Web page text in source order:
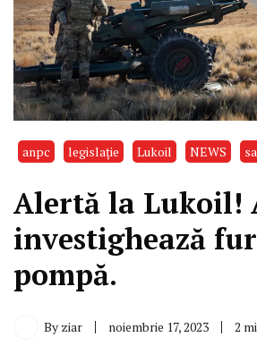
anpc legislație Lukoil NEWS
Alertă la Lukoil!
investighează
pompă.
By ziar noiembrie 17, 2023 2